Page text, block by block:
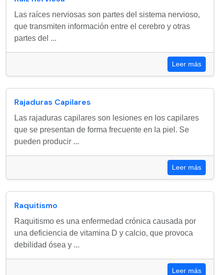
Las raíces nerviosas son partes del sistema nervioso,
que transmiten información entre el cerebro y otras
partes del ...
Leer más
Rajaduras Capilares
Las rajaduras capilares son lesiones en los capilares
que se presentan de forma frecuente en la piel. Se
pueden producir ...
Leer más
Raquitismo
Raquitismo es una enfermedad crónica causada por
una deficiencia de vitamina D y calcio, que provoca
debilidad ósea y ...
Leer más